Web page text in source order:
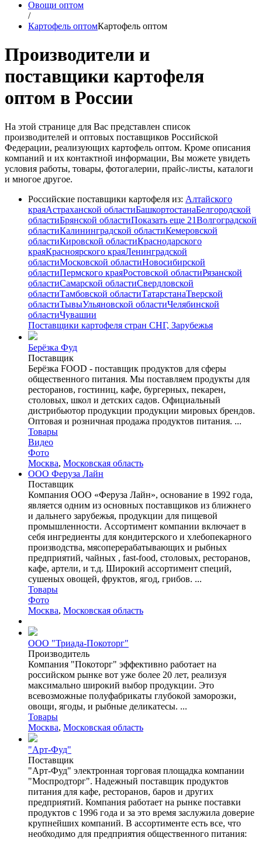
Овощи оптом
/
Картофель оптомКартофель оптом
Производители и
поставщики картофеля
оптом в России
На этой странице для Вас представлен список
производителей и оптовых поставщиков Российской
Федерации, реализующих картофель оптом. Кроме описания
компаний и их контактной информации, Вы можете увидеть
условия работы, товары, фотогалерии, прайс-листы, каталоги
и многое другое.
Российские поставщики картофеля из: Алтайского
краяАстраханской областиБашкортостанаБелгородской
областиБрянской областиПоказать еще 21Волгоградской
областиКалининградской областиКемеровской
областиКировской областиКраснодарского
краяКрасноярского краяЛенинградской
областиМосковской областиНовосибирской
областиПермского краяРостовской областиРязанской
областиСамарской областиСвердловской
областиТамбовской областиТатарстанаТверской
областиТывыУльяновской областиЧелябинской
областиЧувашии
Поставщики картофеля стран СНГ, Зарубежья
Берёзка Фуд
Поставщик
Берёзка FOOD - поставщик продуктов для сферы
общественного питания. Мы поставляем продукты для
ресторанов, гостиниц, кафе, бургерных, пекарен,
столовых, школ и детских садов. Официальный
дистрибьютор продукции продукции мировых брендов.
Оптовая и розничная продажа продуктов питания. ...
Товары
Видео
Фото
Москва, Московская область
ООО Феруза Лайн
Поставщик
Компания ООО «Феруза Лайн», основание в 1992 года,
является одним из основных поставщиков из ближнего
и дальнего зарубежья, продукции для пищевой
промышленности. Ассортимент компании включает в
себя ингредиенты для кондитерского и хлебопекарного
производства, мясоперерабатывающих и рыбных
предприятий, чайных , fast-food, столовых, ресторанов,
кафе, артели, и т.д. Широкий ассортимент специй,
сушеных овощей, фруктов, ягод, грибов. ...
Товары
Фото
Москва, Московская область
ООО "Триада-Покоторг"
Производитель
Компания "Покоторг" эффективно работает на
российском рынке вот уже более 20 лет, реализуя
максимально широкий выбор продукции. Это
всевозможные полуфабрикаты глубокой заморозки,
овощи, ягоды, и рыбные деликатесы. ...
Товары
Москва, Московская область
"Арт-Фуд"
Поставщик
"Арт-Фуд" электронная торговая площадка компании
"Моспродторг". Надежный поставщик продуктов
питания для кафе, ресторанов, баров и других
предприятий. Компания работает на рынке поставки
продуктов с 1996 года и за это время заслужила доверие
крупнейших компаний. В ассортименте есть все, что
необходимо для предприятия общественного питания: